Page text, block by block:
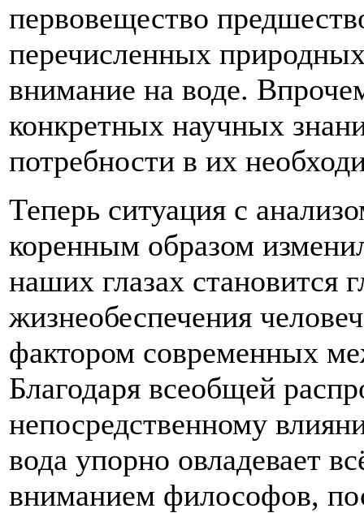
первовещество
перечисленных
внимание на воде.
конкретных научных
потребности в их
Теперь ситуация с
коренным образом
наших глазах становится
жизнеобеспечения
фактором современных
Благодаря всеобщей
непосредственному
вода упорно овладевает
вниманием философов,